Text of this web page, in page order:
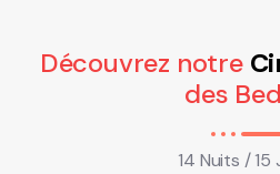
Découvrez notre
des
14 Nuits / 15